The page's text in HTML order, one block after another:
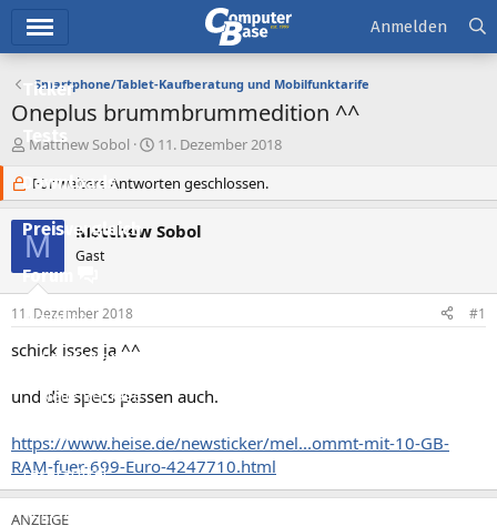
Ticker
Tests
Downloads
Preisvergleich
Forum
Aktuelles
Empfohlene Inhalte
Neue Beiträge
Neueste Aktivitäten
Leserartikel
Regeln
Anmelden
Smartphone/Tablet-Kaufberatung und Mobilfunktarife
Oneplus brummbrummedition ^^
E
s
t
e
l
l
e
Matthew Sobol
E
s
t
e
l
m
11. Dezember 2018
Für weitere Antworten geschlossen.
M Matthew Sobol
Gast
11. Dezember 2018 #1
schick isses ja ^^
und die specs passen auch.
https://www.heise.de/newsticker/mel...ommt-mit-10-GB-
RAM-fuer-699-Euro-4247710.html